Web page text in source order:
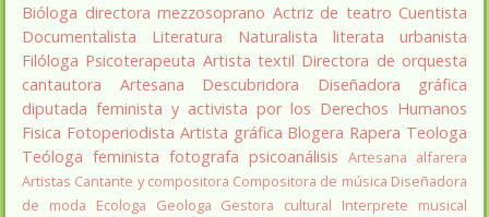
Bióloga directora mezzosoprano Actriz de teatro Cuentista
Documentalista
Literatura Naturalista literata
urbanista
Filóloga Psicoterapeuta Artista textil Directora de orquesta
cantautora
Artesana Descubridora
Diseñadora gráfica
diputada feminista y activista por los Derechos Humanos
Fisica Fotoperiodista Artista gráfica Blogera Rapera Teologa
Teóloga feminista fotografa psicoanálisis Artesana alfarera
Artistas Cantante y compositora Compositora de música Diseñadora
de moda
Ecologa Geologa Gestora cultural
Interprete musical